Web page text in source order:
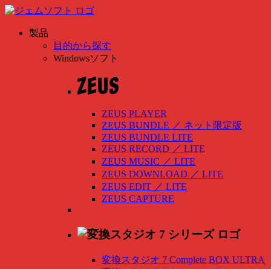
製品
目的から探す
Windowsソフト
ZEUS PLAYER
ZEUS BUNDLE ／ ネット限定版
ZEUS BUNDLE LITE
ZEUS RECORD ／ LITE
ZEUS MUSIC ／ LITE
ZEUS DOWNLOAD ／ LITE
ZEUS EDIT ／ LITE
ZEUS CAPTURE
変換スタジオ 7 Complete BOX ULTRA